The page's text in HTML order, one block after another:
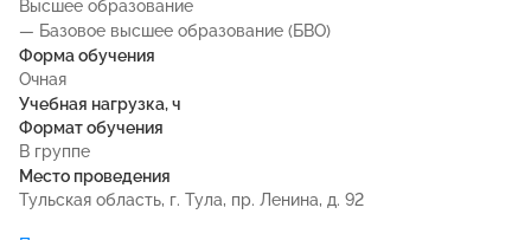
Высшее образование
— Базовое высшее образование (БВО)
Форма обучения
Очная
Учебная нагрузка, ч
Формат обучения
В группе
Место проведения
Тульская область, г. Тула, пр. Ленина, д. 92